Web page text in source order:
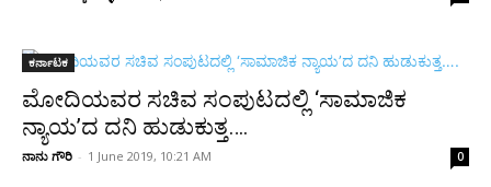
ಕರ್ನಾಟಕ
ಮೋದಿಯವರ ಸಚಿವ ಸಂಪುಟದಲ್ಲಿ ‘ಸಾಮಾಜಿಕ
ನ್ಯಾಯ’ದ ದನಿ ಹುಡುಕುತ್ತ….
ನಾನು ಗೌರಿ - 1 June 2019, 10:21 AM 0